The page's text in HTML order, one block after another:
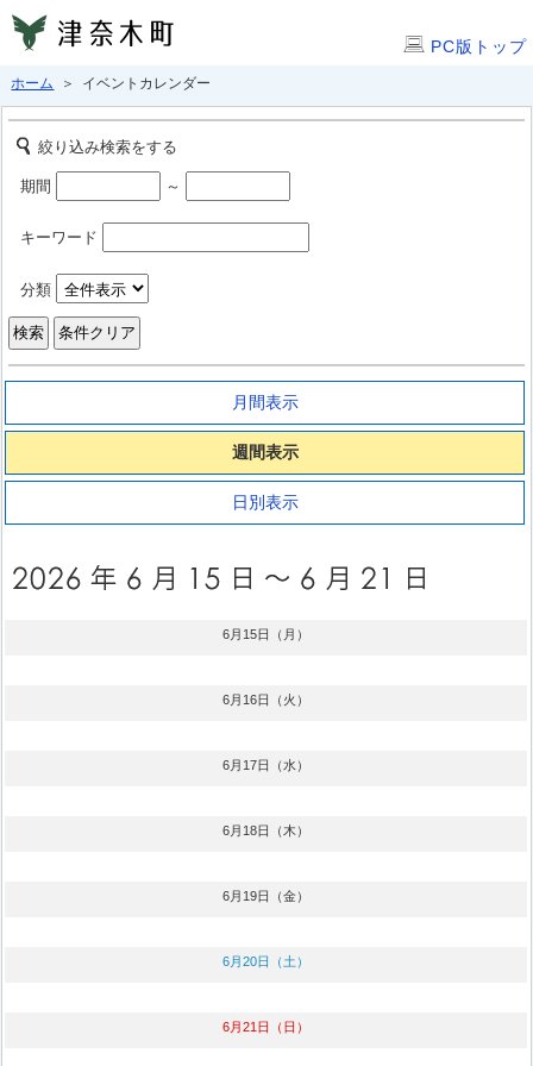
PC版トップ
ホーム ＞ イベントカレンダー
絞り込み検索をする
期間 ～
キーワード
分類
月間表示
週間表示
日別表示
6月15日（月）
6月16日（火）
6月17日（水）
6月18日（木）
6月19日（金）
6月20日（土）
6月21日（日）